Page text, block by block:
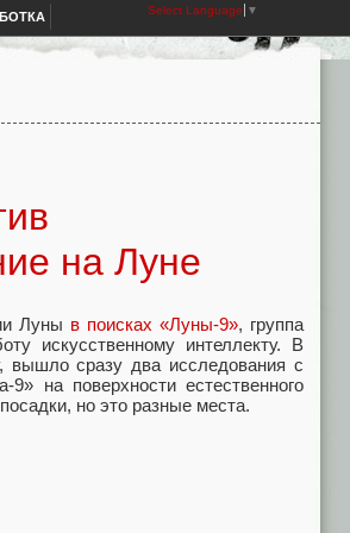
Select Language ▼
на Луне
Луны в поисках «Луны-9», группа
искусственному интеллекту. В
вышло сразу два исследования с
на поверхности естественного
но это разные места.